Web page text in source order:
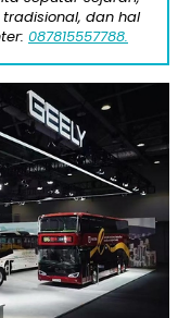
dan hal
087815557788.